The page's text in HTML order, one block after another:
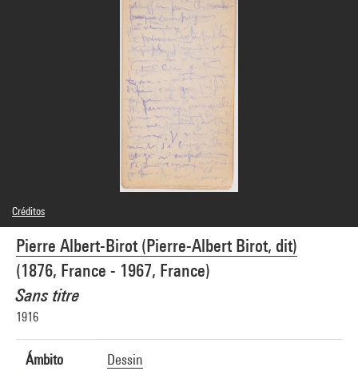
Pierre Albert-Birot (Pierre-Albert Birot, dit)
(1876, France - 1967, France)
Sans titre
1916
Ámbito Dessin
Créditos
© Mme Joëlle Jean
Créditos fotográficos : Philippe Migeat - Centre Pompidou, MNAM-CCI
Referencia de la imagen : 4N73979
Difusión de la imagen : GrandPalaisRmnPhoto